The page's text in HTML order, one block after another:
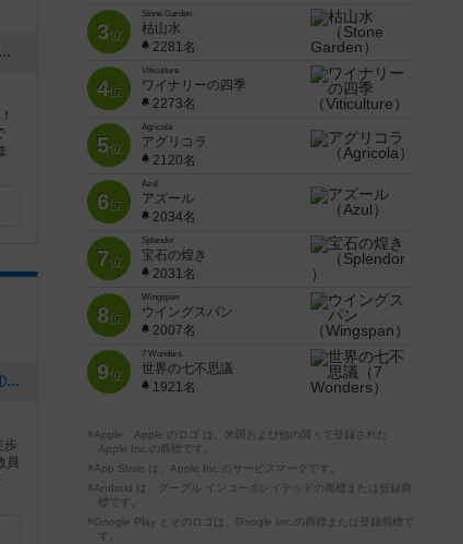
[NEW] ボードゲーム初心者大集合の会(参加者募集中)（2024年06月21日 09時28分）
[NEW] １２月１０日（日）ゲムマ戦利品会①（2023年11月30日 18時05分）
歩
員
3位
Stone Garden
枯山水
2281名
4位
Viticulture
ワイナリーの四季
2273名
5位
Agricola
アグリコラ
2120名
6位
Azul
アズール
2034名
7位
Splendor
宝石の煌き
2031名
8位
Wingspan
ウイングスパン
2007名
9位
7 Wonders
世界の七不思議
1921名
※Apple、Apple のロゴ は、米国および他の国々で登録された
Apple Inc.の商標です。
※App Store は、Apple Inc.のサービスマークです。
※Android は、グーグル インコーポレイテッドの商標または登録商
標です。
※Google Play とそのロゴは、Google Inc.の商標または登録商標で
す。